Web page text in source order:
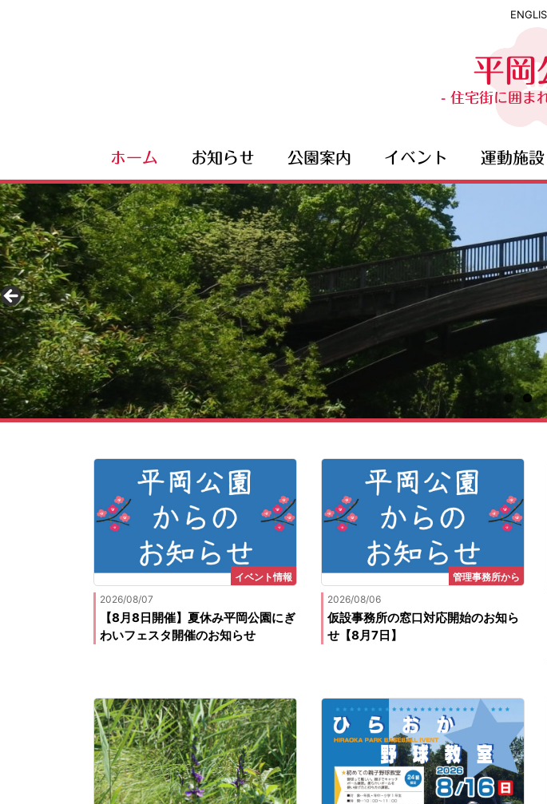
平岡
- 住宅街に囲ま
ホーム お知らせ 公園案内 イベント 運動施設
イベント情報
2026/08/07
【8月8日開催】夏休み平岡公園にぎ
わいフェスタ開催のお知らせ
管理事務所から
2026/08/06
仮設事務所の窓口対応開始のお知ら
せ【8月7日】